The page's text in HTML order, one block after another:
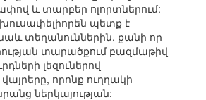
և տարբեր ոլորտներում:
պետք է
տեղանուններին, քանի որ
տարածքում բազմաթիվ
լեզուներով
որոնք ուղղակի
ներկայության: